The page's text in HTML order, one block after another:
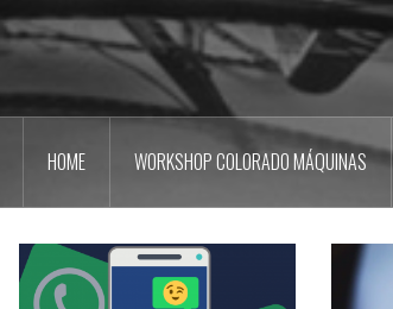
HOME WORKSHOP COLORADO MÁQUINAS